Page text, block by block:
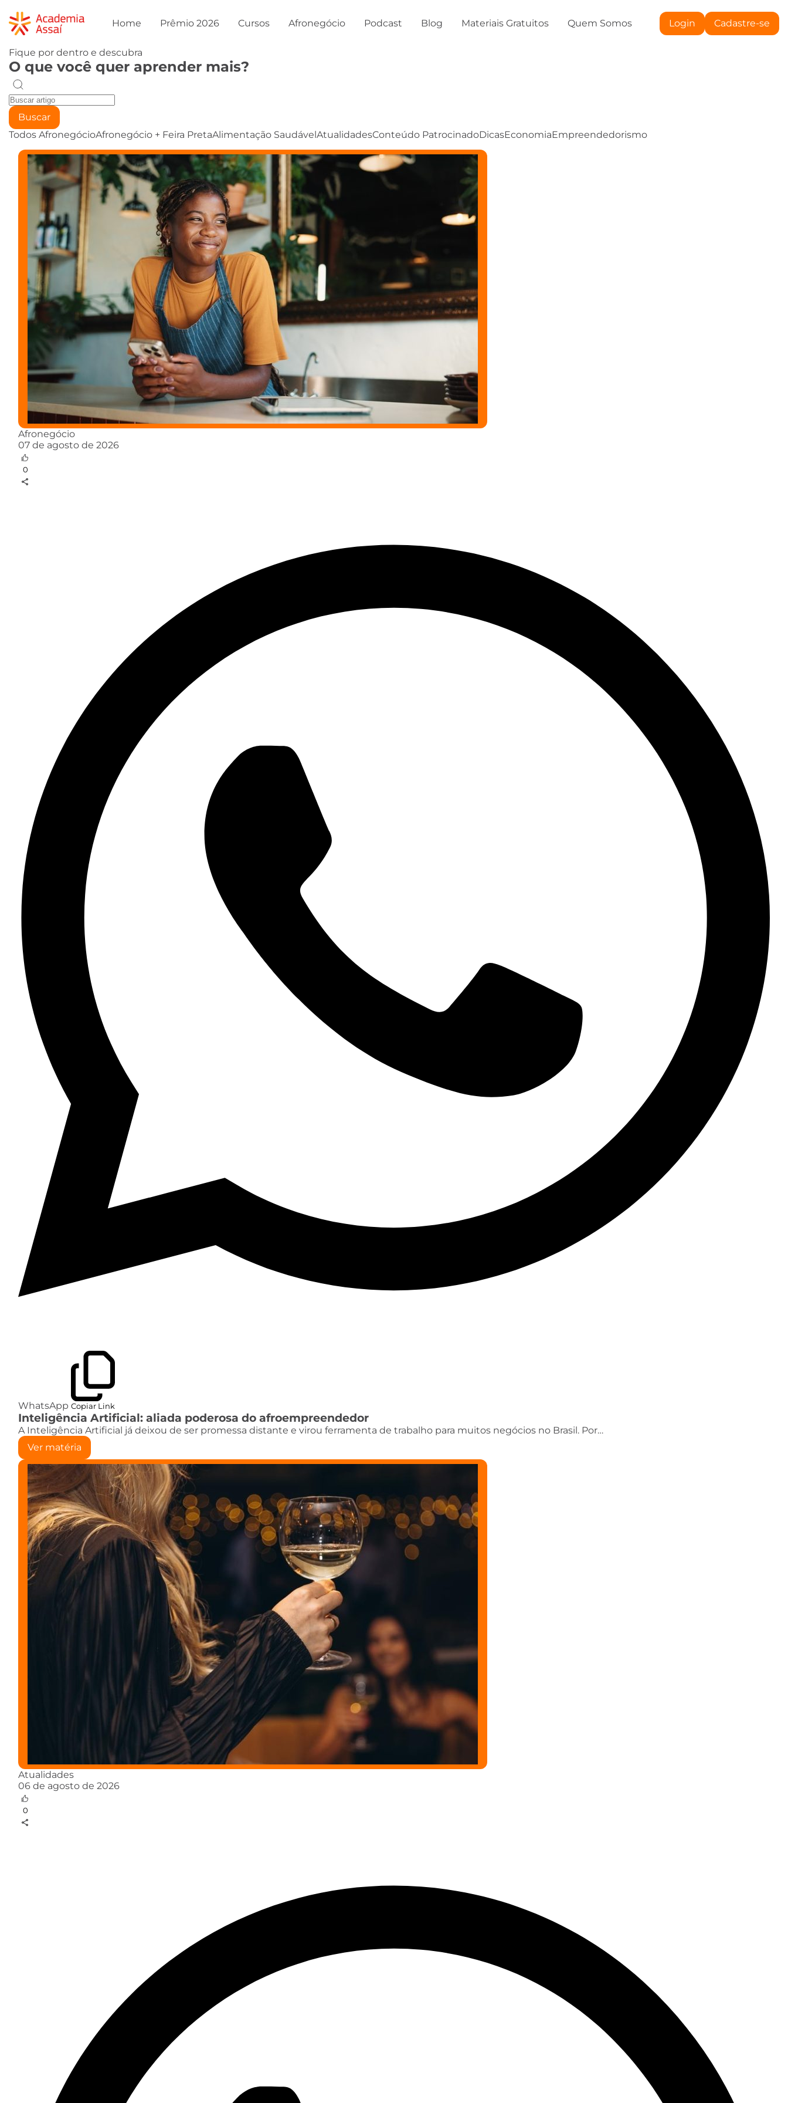
Home Prêmio 2026 Cursos Afronegócio Podcast Blog Materiais Gratuitos Quem Somos Login Cadastre-se
Fique por dentro e descubra
O que você quer aprender mais?
Buscar
Todos AfronegócioAfronegócio + Feira PretaAlimentação SaudávelAtualidadesConteúdo PatrocinadoDicasEconomiaEmpreendedorismo
Afronegócio
07 de agosto de 2026
0
WhatsApp Copiar Link
Inteligência Artificial: aliada poderosa do afroempreendedor
A Inteligência Artificial já deixou de ser promessa distante e virou ferramenta de trabalho para muitos negócios no Brasil. Por…
Ver matéria
Atualidades
06 de agosto de 2026
0